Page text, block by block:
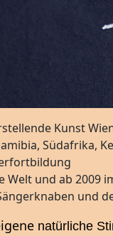
Kunst
Südafrika,
und ab 2009
und
natürliche